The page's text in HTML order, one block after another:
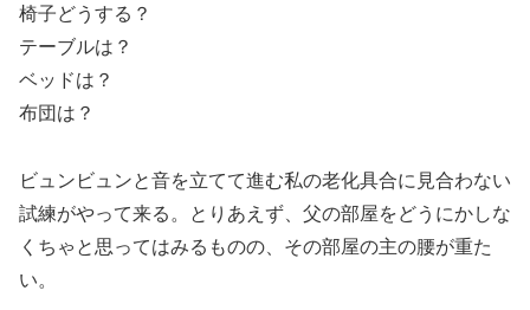
椅子どうする？
テーブルは？
ベッドは？
布団は？
ビュンビュンと音を立てて進む私の老化具合に見合わない
試練がやって来る。とりあえず、父の部屋をどうにかしな
くちゃと思ってはみるものの、その部屋の主の腰が重た
い。